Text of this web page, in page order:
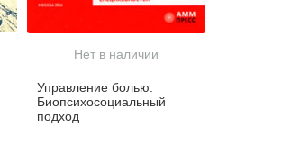
Нет в наличии
Управление болью.
Биопсихосоциальный
подход